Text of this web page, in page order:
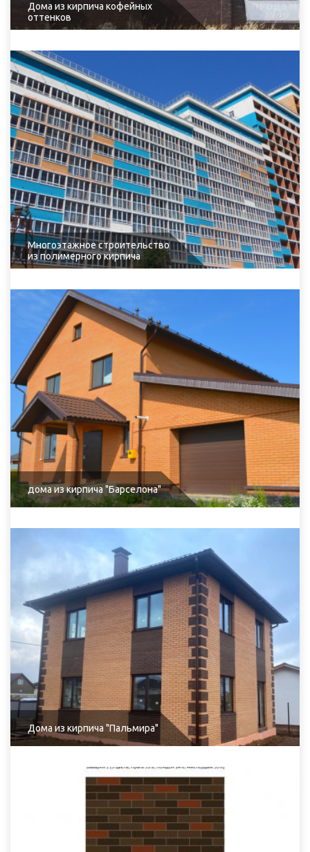
Дома из кирпича кофейных
оттенков
Многоэтажное строительство
из полимерного кирпича
дома из кирпича "Барселона"
Дома из кирпича "Пальмира"